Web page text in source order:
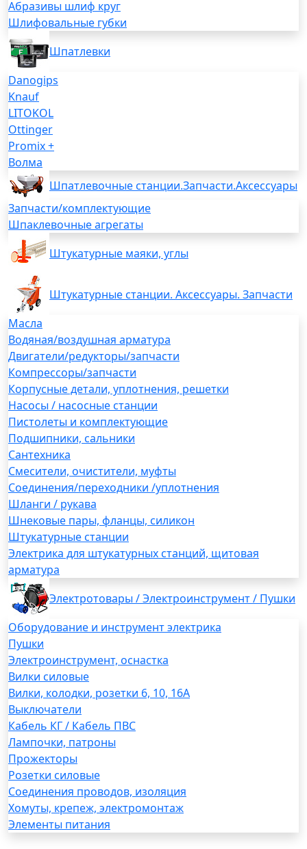
Абразивы шлиф круг
Шлифовальные губки
Шпатлевки
Danogips
Knauf
LITOKOL
Ottinger
Promix +
Волма
Шпатлевочные станции.Запчасти.Аксессуары
Запчасти/комплектующие
Шпаклевочные агрегаты
Штукатурные маяки, углы
Штукатурные станции. Аксессуары. Запчасти
Масла
Водяная/воздушная арматура
Двигатели/редукторы/запчасти
Компрессоры/запчасти
Корпусные детали, уплотнения, решетки
Насосы / насосные станции
Пистолеты и комплектующие
Подшипники, сальники
Сантехника
Смесители, очистители, муфты
Соединения/переходники /уплотнения
Шланги / рукава
Шнековые пары, фланцы, силикон
Штукатурные станции
Электрика для штукатурных станций, щитовая
арматура
Электротовары / Электроинструмент / Пушки
Оборудование и инструмент электрика
Пушки
Электроинструмент, оснастка
Вилки силовые
Вилки, колодки, розетки 6, 10, 16А
Выключатели
Кабель КГ / Кабель ПВС
Лампочки, патроны
Прожекторы
Розетки силовые
Соединения проводов, изоляция
Хомуты, крепеж, электромонтаж
Элементы питания